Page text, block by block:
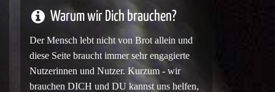
Warum wir Dich brauchen?
Der Mensch lebt nicht von Brot allein und
diese Seite braucht immer sehr engagierte
Nutzerinnen und Nutzer. Kurzum - wir
brauchen DICH und DU kannst uns helfen,